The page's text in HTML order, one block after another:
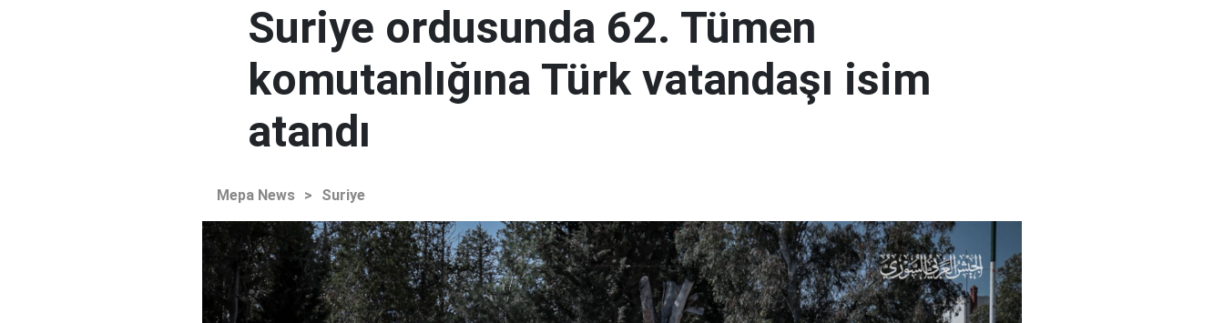
Suriye ordusunda 62. Tümen
komutanlığına Türk vatandaşı isim
atandı
Mepa News > Suriye